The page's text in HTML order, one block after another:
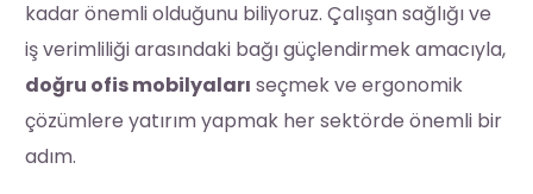
kadar önemli olduğunu biliyoruz. Çalışan sağlığı ve
iş verimliliği arasındaki bağı güçlendirmek amacıyla,
doğru ofis mobilyaları seçmek ve ergonomik
çözümlere yatırım yapmak her sektörde önemli bir
adım.